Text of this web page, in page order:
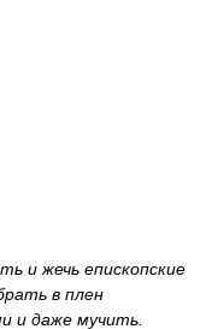
и жечь епископские
в плен
и даже мучить.